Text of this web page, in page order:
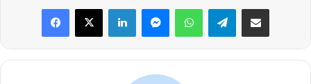
Facebook
X LinkedInMessengerWhatsAppTelegramShare via Email